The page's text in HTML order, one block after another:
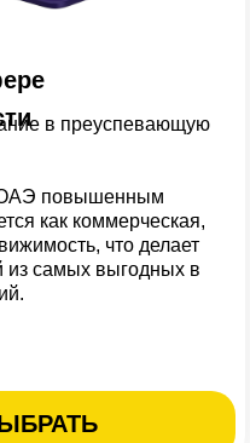
в преуспевающую
ОАЭ повышенным
как коммерческая,
что делает
из самых выгодных в